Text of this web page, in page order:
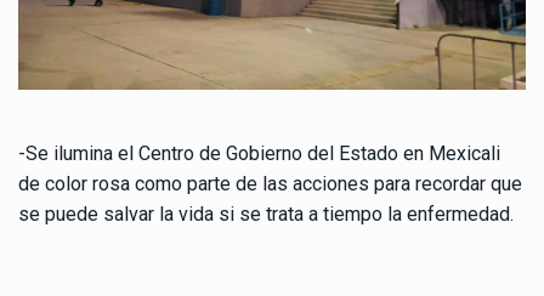
-Se ilumina el Centro de Gobierno del Estado en Mexicali
de color rosa como parte de las acciones para recordar que
se puede salvar la vida si se trata a tiempo la enfermedad.